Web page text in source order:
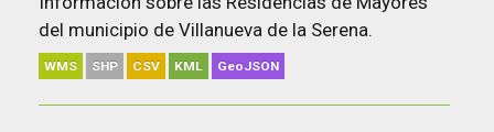
del municipio de Villanueva de la Serena.
WMS SHP CSV KML GeoJSON